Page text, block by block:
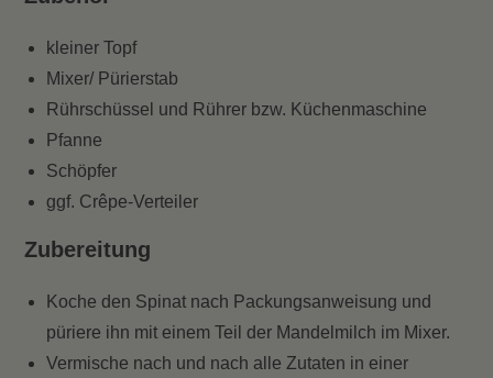
kleiner Topf
Mixer/ Pürierstab
Rührschüssel und Rührer bzw. Küchenmaschine
Pfanne
Schöpfer
ggf. Crêpe-Verteiler
Zubereitung
Koche den Spinat nach Packungsanweisung und
püriere ihn mit einem Teil der Mandelmilch im Mixer.
Vermische nach und nach alle Zutaten in einer